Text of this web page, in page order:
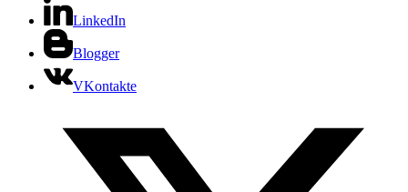
LinkedIn
Blogger
VKontakte